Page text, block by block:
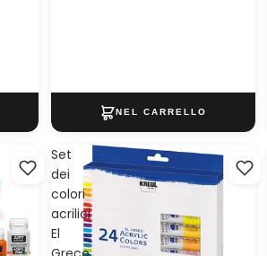
Set
dei
colori
acrilici
El